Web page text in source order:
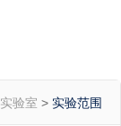
实验室 > 实验范围